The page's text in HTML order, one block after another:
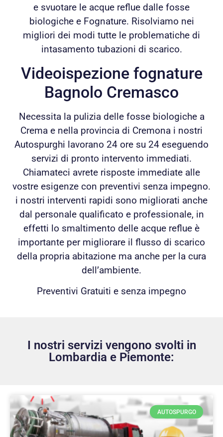
e svuotare le acque reflue dalle fosse
biologiche e Fognature. Risolviamo nei
migliori dei modi tutte le problematiche di
intasamento tubazioni di scarico.
Videoispezione fognature
Bagnolo Cremasco
Necessita la pulizia delle fosse biologiche a
Crema e nella provincia di Cremona i nostri
Autospurghi lavorano 24 ore su 24 eseguendo
servizi di pronto intervento immediati.
Chiamateci avrete risposte immediate alle
vostre esigenze con preventivi senza impegno.
i nostri interventi rapidi sono migliorati anche
dal personale qualificato e professionale, in
effetti lo smaltimento delle acque reflue è
importante per migliorare il flusso di scarico
della propria abitazione ma anche per la cura
dell’ambiente.
Preventivi Gratuiti e senza impegno
I nostri servizi vengono svolti in
Lombardia e Piemonte:
AUTOSPURGO